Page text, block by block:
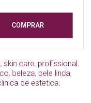
COMPRAR
, skin care, profissional,
, beleza, pele linda,
de estetica,